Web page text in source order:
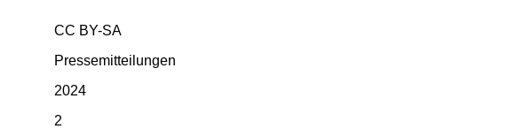
CC BY-SA
Pressemitteilungen
2024
2